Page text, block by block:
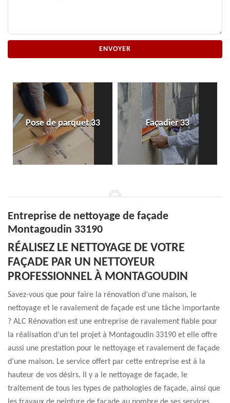
Pose de parquet 33 Façadier 33
Entreprise de nettoyage de façade
Montagoudin 33190
RÉALISEZ LE NETTOYAGE DE VOTRE
FAÇADE PAR UN NETTOYEUR
PROFESSIONNEL À MONTAGOUDIN
Savez-vous que pour faire la rénovation d’une maison, le
nettoyage et le ravalement de façade est une tâche importante
? ALC Rénovation est une entreprise de ravalement fiable pour
la réalisation d’un tel projet à Montagoudin 33190 et elle offre
aussi une prestation pour le nettoyage et ravalement de façade
d’une maison. Le service offert par cette entreprise est à la
hauteur de vos désirs. Il y a le nettoyage de façade, le
traitement de tous les types de pathologies de façade, ainsi que